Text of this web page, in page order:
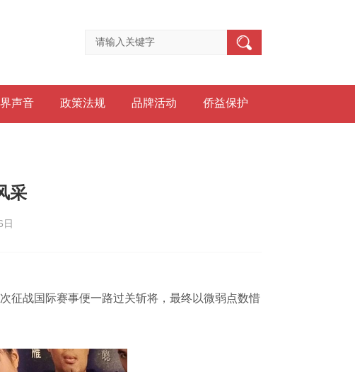
声音 政策法规 品牌活动 侨益保护
采
战国际赛事便一路过关斩将，最终以微弱点数惜